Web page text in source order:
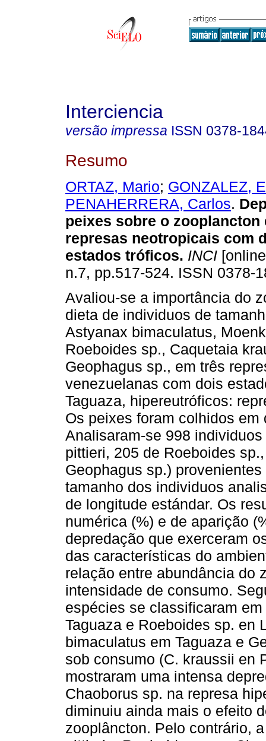
Interciencia
versão impressa ISSN 0378-
Resumo
ORTAZ, Mario; GONZALEZ,
PENAHERRERA, Carlos.
peixes sobre o zooplancton
represas neotropicais com
estados tróficos. INCI
n.7, pp.517-524. ISSN 0378-
Avaliou-se a importância do
dieta de individuos de
Astyanax bimaculatus,
Roeboides sp., Caquetaia
Geophagus sp., em três
venezuelanas com dois
Taguaza, hipereutróficos:
Os peixes foram colhidos
Analisaram-se 998
pittieri, 205 de Roeboides
Geophagus sp.)
tamanho dos individuos
de longitude estándar. Os
numérica (%) e de aparição
depredação que exerceram
das características do
relação entre abundância do
intensidade de consumo.
espécies se classificaram
Taguaza e Roeboides sp. en
bimaculatus em Taguaza e
sob consumo (C. kraussii en
mostraram uma intensa
Chaoborus sp. na represa
diminuiu ainda mais o efeito
zooplâncton. Pelo contrário,